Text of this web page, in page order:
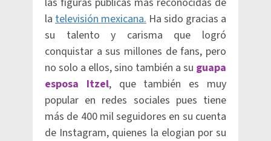
la televisión mexicana. Ha sido gracias a
su talento y carisma que logró
conquistar a sus millones de fans, pero
no solo a ellos, sino también a su guapa
esposa Itzel, que también es muy
popular en redes sociales pues tiene
más de 400 mil seguidores en su cuenta
de Instagram, quienes la elogian por su